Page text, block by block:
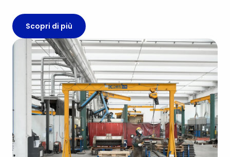
Scopri di più